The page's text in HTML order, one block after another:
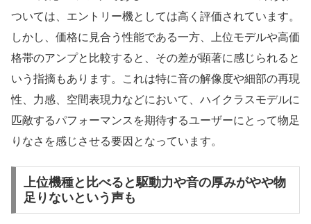
ついては、エントリー機としては高く評価されています。
しかし、価格に見合う性能である一方、上位モデルや高価
格帯のアンプと比較すると、その差が顕著に感じられると
いう指摘もあります。これは特に音の解像度や細部の再現
性、力感、空間表現力などにおいて、ハイクラスモデルに
匹敵するパフォーマンスを期待するユーザーにとって物足
りなさを感じさせる要因となっています。
上位機種と比べると駆動力や音の厚みがやや物
足りないという声も